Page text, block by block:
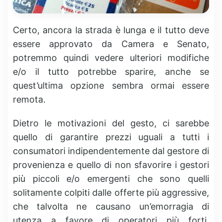
Certo, ancora la strada è lunga e il tutto deve
essere approvato da Camera e Senato,
potremmo quindi vedere ulteriori modifiche
e/o il tutto potrebbe sparire, anche se
quest’ultima opzione sembra ormai essere
remota.
Dietro le motivazioni del gesto, ci sarebbe
quello di garantire prezzi uguali a tutti i
consumatori indipendentemente dal gestore di
provenienza e quello di non sfavorire i gestori
più piccoli e/o emergenti che sono quelli
solitamente colpiti dalle offerte più aggressive,
che talvolta ne causano un’emorragia di